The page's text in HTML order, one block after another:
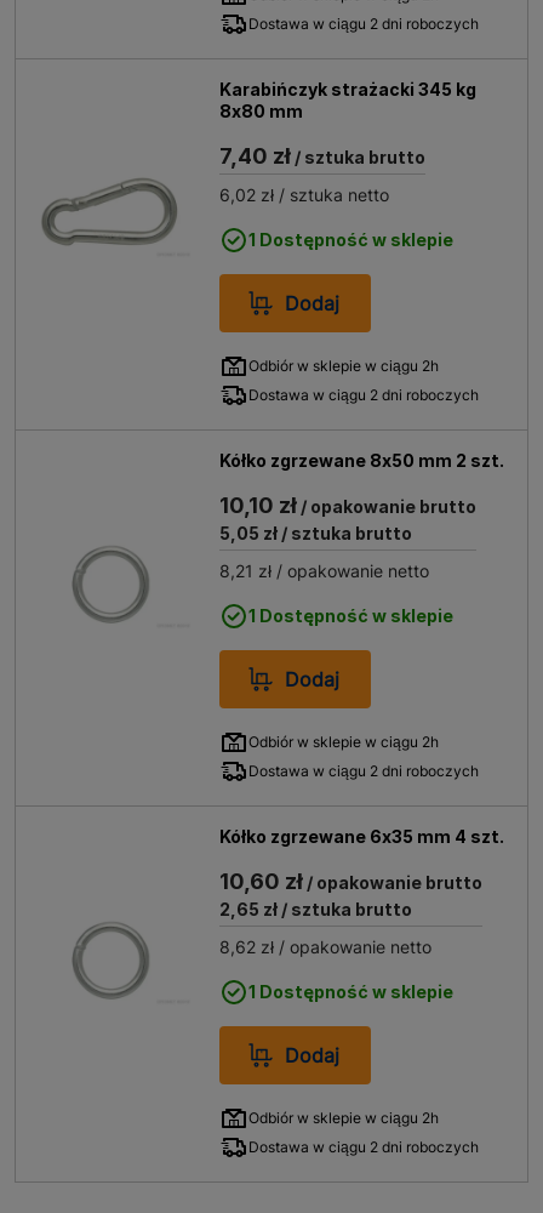
Dostawa w ciągu 2 dni roboczych
Karabińczyk strażacki 345 kg
8x80 mm
7,40 zł / sztuka brutto
6,02 zł / sztuka netto
1 Dostępność w sklepie
Dodaj
Odbiór w sklepie w ciągu 2h
Dostawa w ciągu 2 dni roboczych
Kółko zgrzewane 8x50 mm 2 szt.
10,10 zł / opakowanie brutto
5,05 zł / sztuka brutto
8,21 zł / opakowanie netto
1 Dostępność w sklepie
Dodaj
Odbiór w sklepie w ciągu 2h
Dostawa w ciągu 2 dni roboczych
Kółko zgrzewane 6x35 mm 4 szt.
10,60 zł / opakowanie brutto
2,65 zł / sztuka brutto
8,62 zł / opakowanie netto
1 Dostępność w sklepie
Dodaj
Odbiór w sklepie w ciągu 2h
Dostawa w ciągu 2 dni roboczych